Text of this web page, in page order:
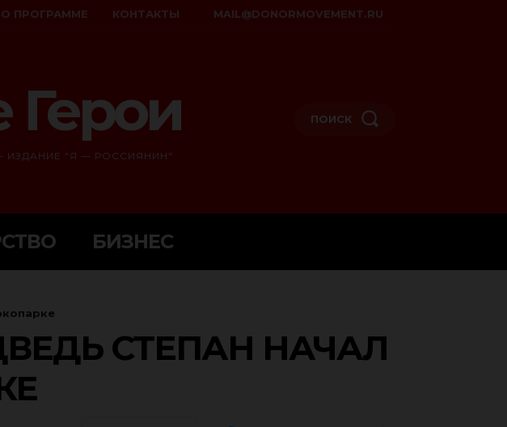
О ПРОГРАММЕ КОНТАКТЫ MAIL@DONORMOVEMENT.RU
"Я — РОССИЯНИН"
ПОИСК
БИЗНЕС
СТЕПАН НАЧАЛ